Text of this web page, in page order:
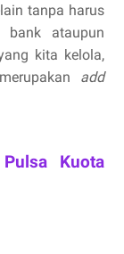
tanpa harus
bank ataupun
kita kelola,
add
Kuota